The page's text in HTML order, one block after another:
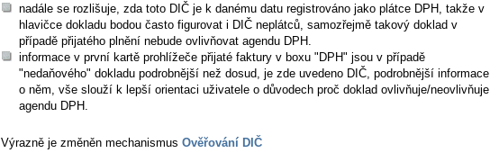
nadále se rozlišuje, zda toto DIČ je k danému datu registrováno jako plátce DPH, takže v
hlavičce dokladu bodou často figurovat i DIČ neplátců, samozřejmě takový doklad v
případě přijatého plnění nebude ovlivňovat agendu DPH.
informace v první kartě prohlížeče přijaté faktury v boxu "DPH" jsou v případě
"nedaňového" dokladu podrobnější než dosud, je zde uvedeno DIČ, podrobnější informace
o něm, vše slouží k lepší orientaci uživatele o důvodech proč doklad ovlivňuje/neovlivňuje
agendu DPH.
Výrazně je změněn mechanismus Ověřování DIČ